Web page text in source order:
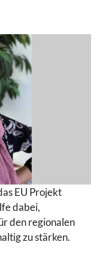
EU Projekt
dabei,
den regionalen
zu stärken.